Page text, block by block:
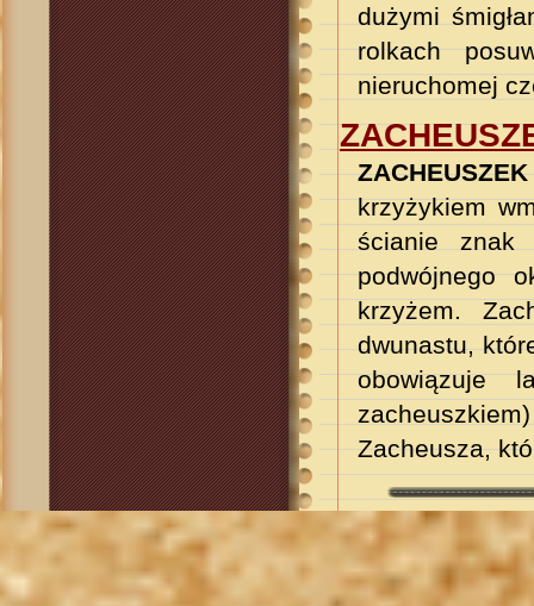
dużymi
rolkach
nieruchomej
ZACHEUSZEK
krzyżykiem
ścianie znak
podwójnego
krzyżem.
dwunastu,
obowiązuje
Zacheusza,